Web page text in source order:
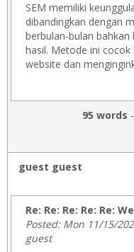
SEM memiliki
dibandingkan dengan
berbulan-bulan
hasil. Metode ini cocok
website dan
95 words
guest guest
Re: Re: Re: Re: Re:
Posted: Mon 11/15/
guest